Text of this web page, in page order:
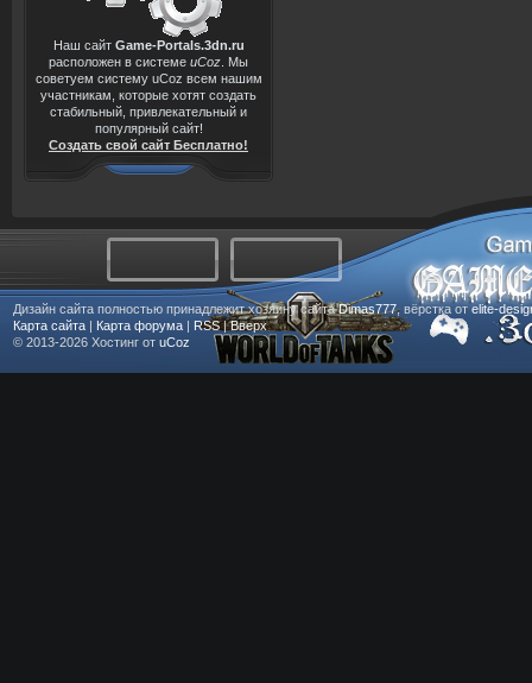
Наш сайт Game-Portals.3dn.ru
расположен в системе uCoz . Мы
советуем систему uCoz всем нашим
участникам, которые хотят создать
стабильный, привлекательный и
популярный сайт!
Создать свой сайт Бесплатно!
Дизайн сайта полностью принадлежит хозяину сайтаDimas777, вёрстка от elite-
Карта сайта | Карта форума | RSS|Вверх
© 2013-2026 Хостинг от uCoz